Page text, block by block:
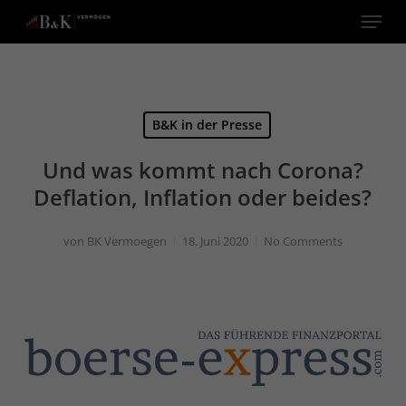
Menu
B&K in der Presse
Und was kommt nach Corona?
Deflation, Inflation oder beides?
von BK Vermoegen 18. Juni 2020 No Comments